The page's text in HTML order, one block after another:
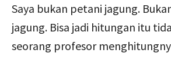
Saya bukan petani jagung.
jagung. Bisa jadi hitungan itu
seorang profesor